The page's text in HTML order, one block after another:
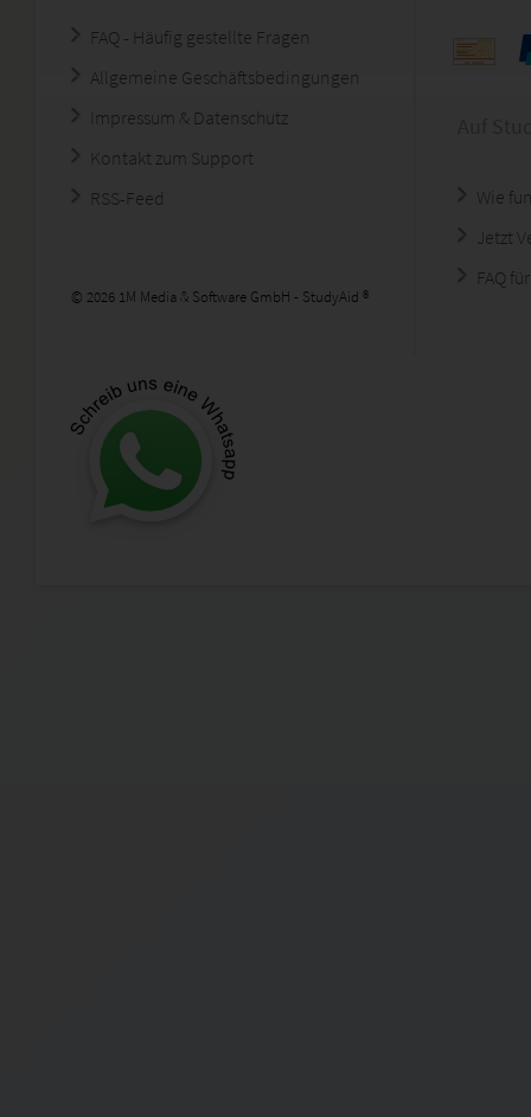
FAQ - Häufig gestellte Fragen
Allgemeine Geschäftsbedingungen
Impressum & Datenschutz
Kontakt zum Support
RSS-Feed
© 2026 1M Media & Software GmbH - StudyAid ®
Wie
Jetzt
FAQ